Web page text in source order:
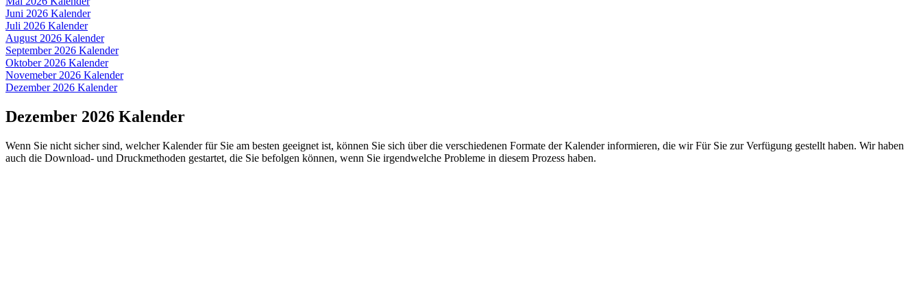
Juni 2026 Kalender
Juli 2026 Kalender
August 2026 Kalender
September 2026 Kalender
Oktober 2026 Kalender
Novemeber 2026 Kalender
Dezember 2026 Kalender
Dezember 2026 Kalender
Wenn Sie nicht sicher sind, welcher Kalender für Sie am besten geeignet ist, können Sie sich über die verschiedenen Formate der Kalender informieren, die wir Für Sie zur Verfügung gestellt haben. Wir haben
auch die Download- und Druckmethoden gestartet, die Sie befolgen können, wenn Sie irgendwelche Probleme in diesem Prozess haben.